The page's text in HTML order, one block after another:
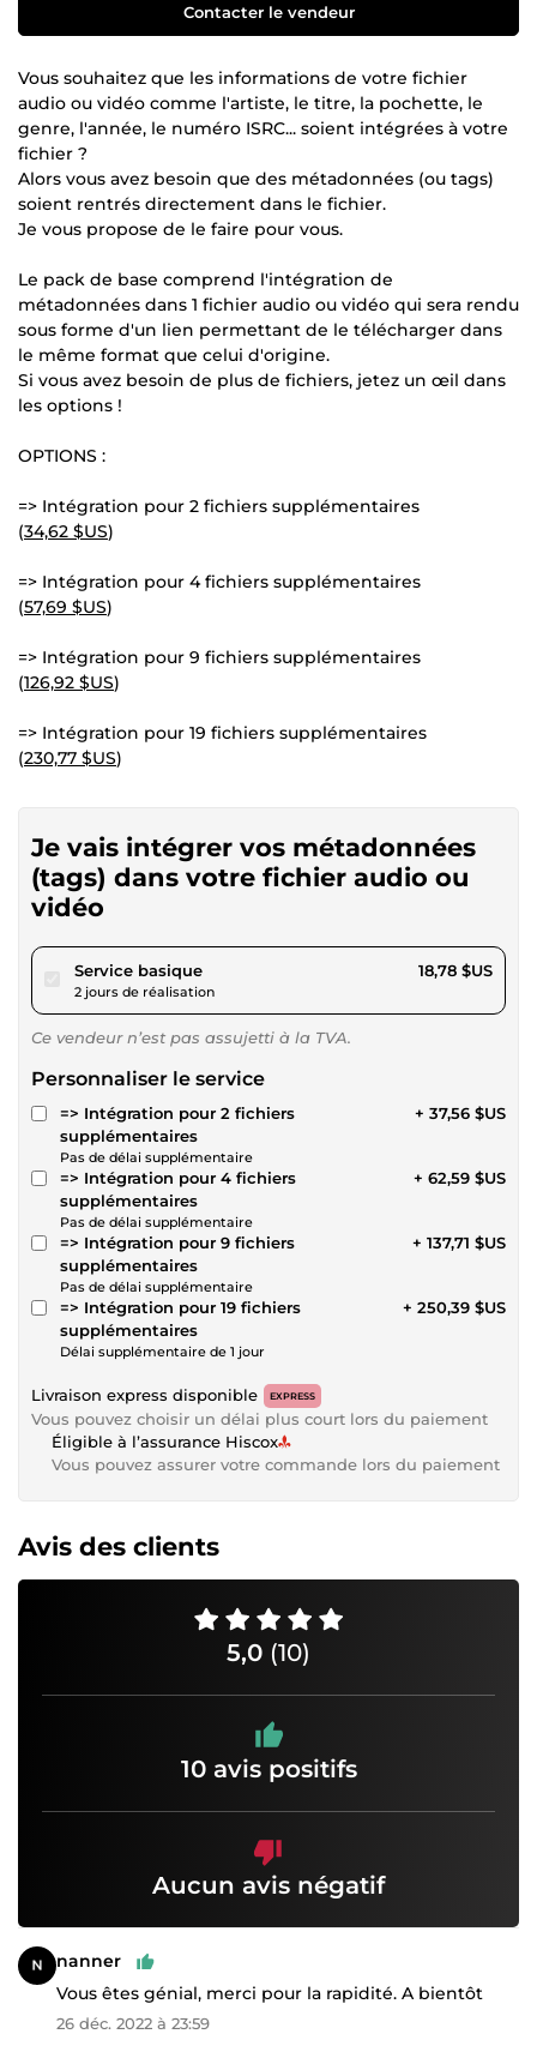
Contacter le vendeur
Vous souhaitez que les informations de votre fichier
audio ou vidéo comme l'artiste, le titre, la pochette, le
genre, l'année, le numéro ISRC... soient intégrées à votre
fichier ?
Alors vous avez besoin que des métadonnées (ou tags)
soient rentrés directement dans le fichier.
Je vous propose de le faire pour vous.
Le pack de base comprend l'intégration de
métadonnées dans 1 fichier audio ou vidéo qui sera rendu
sous forme d'un lien permettant de le télécharger dans
le même format que celui d'origine.
Si vous avez besoin de plus de fichiers, jetez un œil dans
les options !
OPTIONS :
=> Intégration pour 2 fichiers supplémentaires
(34,62 $US)
=> Intégration pour 4 fichiers supplémentaires
(57,69 $US)
=> Intégration pour 9 fichiers supplémentaires
(126,92 $US)
=> Intégration pour 19 fichiers supplémentaires
(230,77 $US)
Je vais intégrer vos métadonnées
(tags) dans votre fichier audio ou
vidéo
Service basiquepour 17,31 $US
2 jours de réalisation
18,78 $US
Ce vendeur n’est pas assujetti à la TVA.
Personnaliser le service
=> Intégration pour 2 fichiers
supplémentaires
Pas de délai supplémentaire
+ 37,56 $US
=> Intégration pour 4 fichiers
supplémentaires
Pas de délai supplémentaire
+ 62,59 $US
=> Intégration pour 9 fichiers
supplémentaires
Pas de délai supplémentaire
+ 137,71 $US
=> Intégration pour 19 fichiers
supplémentaires
Délai supplémentaire de 1 jour
+ 250,39 $US
Livraison express disponible EXPRESS
Vous pouvez choisir un délai plus court lors du paiement
Éligible à l’assurance Hiscox
Vous pouvez assurer votre commande lors du paiement
Avis des clients
5,0 (10)
10 avis positifs
Aucun avis négatif
nanner
Vous êtes génial, merci pour la rapidité. A bientôt
26 déc. 2022 à 23:59